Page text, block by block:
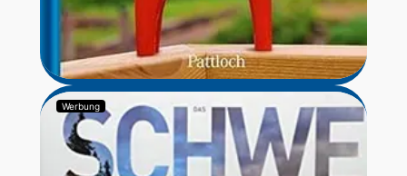
Werbung